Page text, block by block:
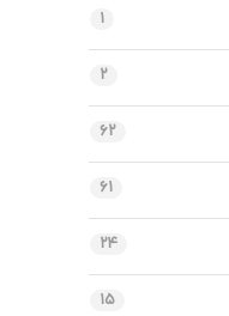
۱
۲
۶۲
۶۱
۲۴
۱۵